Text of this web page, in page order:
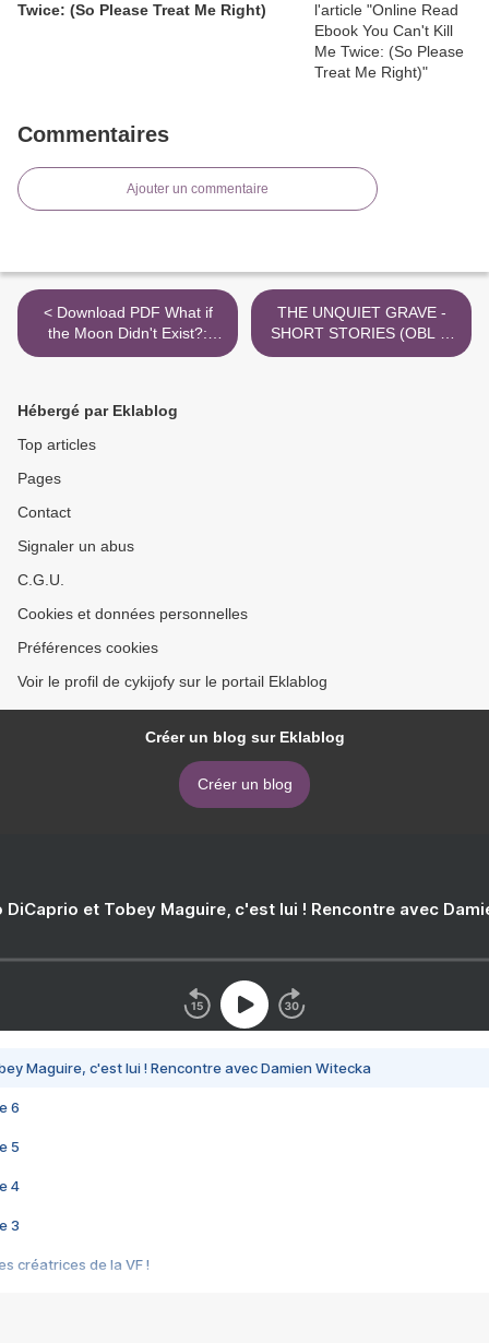
Twice: (So Please Treat Me Right)
Commentaires
Ajouter un commentaire
< Download PDF What if
the Moon Didn't Exist?:
Voyages to Earths That
THE UNQUIET GRAVE -
SHORT STORIES (OBL 4:
OXFORD BOOKWORMS)
Hébergé par Eklablog
Top articles
Pages
Contact
Signaler un abus
C.G.U.
Cookies et données personnelles
Préférences cookies
Voir le profil de cykijofy sur le portail Eklablog
Créer un blog sur Eklablog
Créer un blog
DiCaprio et Tobey Maguire, c'est lui ! Rencontre avec
Maguire, c'est lui ! Rencontre avec Damien Witecka
6
5
4
3
créatrices de la VF !